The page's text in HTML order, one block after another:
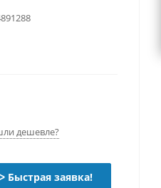
дешевле?
Быстрая заявка!